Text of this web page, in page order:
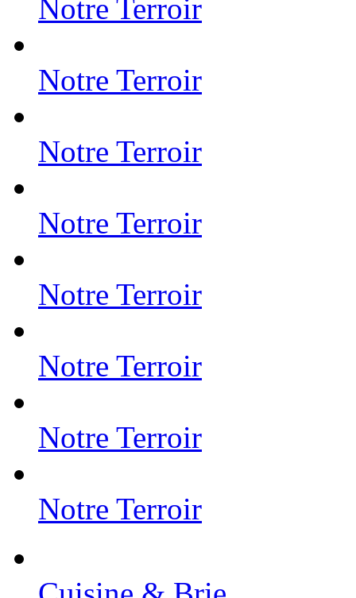
Notre Terroir
Notre Terroir
Notre Terroir
Notre Terroir
Notre Terroir
Notre Terroir
Notre Terroir
Notre Terroir